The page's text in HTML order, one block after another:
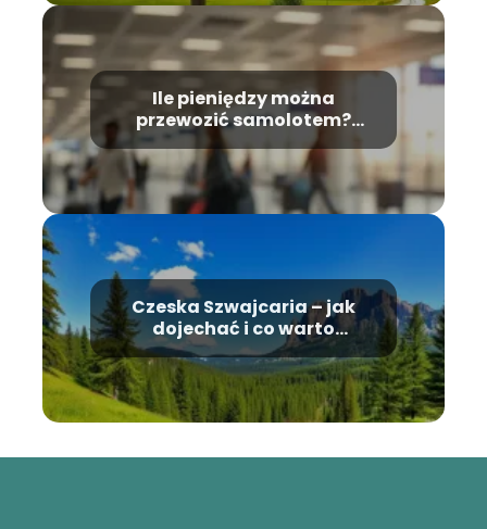
Ile pieniędzy można
przewozić samolotem?
Przewodnik po przepisach
Czeska Szwajcaria – jak
dojechać i co warto
zobaczyć?